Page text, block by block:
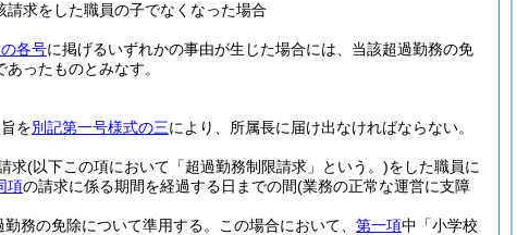
求をした職員の子でなくなった場合
各号に掲げるいずれかの事由が生じた場合には、当該超過勤務の免
ったものとみなす。
を別記第一号様式の三により、所属長に届け出なければならない。
求(以下この項において「超過勤務制限請求」という。)をした職員に
項の請求に係る期間を経過する日までの間(業務の正常な運営に支障
務の免除について準用する。 この場合において、 第一項中「小学校